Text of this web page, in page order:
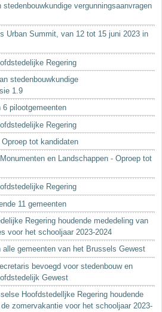
vergunningsaanvragen
Urban Summit, van 12 tot 15 juni 2023 in
Regering
stedenbouwkundige
1.9
pilootgemeenten
Regering
tot kandidaten
en Landschappen - Oproep tot
Regering
11 gemeenten
Regering houdende mededeling van
voor het schooljaar 2023-2024
gemeenten van het Brussels Gewest
bevoegd voor stedenbouw en
Gewest
Hoofdstedelljke Regering houdende
zomervakantie voor het schooljaar 2023-